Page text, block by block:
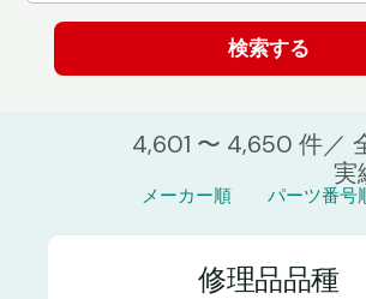
4,601 〜 4,650 件／
実
メーカー順 パーツ番号
修理品品種